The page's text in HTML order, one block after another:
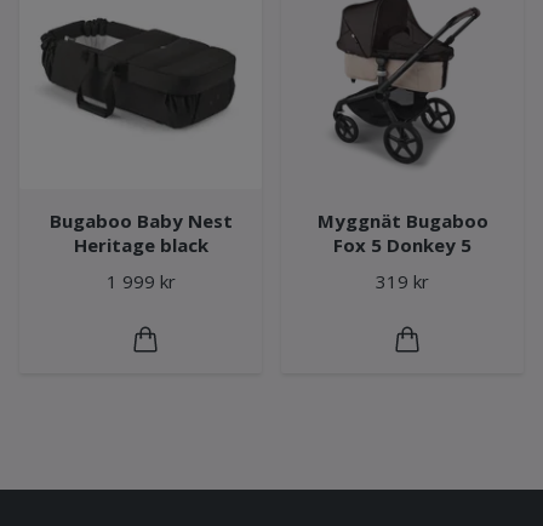
Bugaboo Baby Nest
Heritage black
1 999 kr
Myggnät Bugaboo
Fox 5 Donkey 5
319 kr